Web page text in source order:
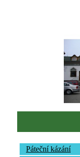
Páteční kázání